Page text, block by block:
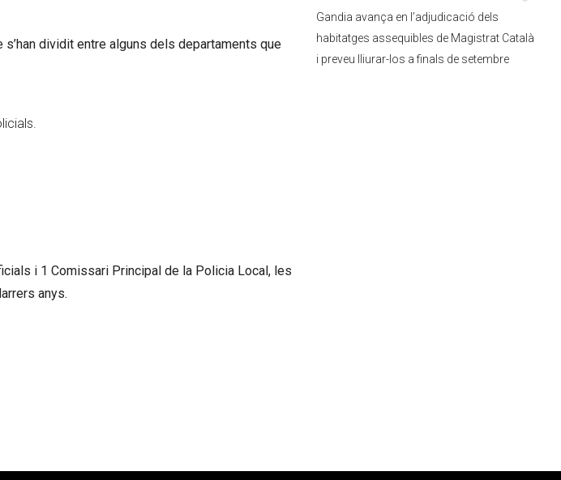
s’han dividit entre alguns dels departaments que
i 1 Comissari Principal de la Policia Local, les
anys.
Gandia avança en l’adjudicació dels
habitatges assequibles de Magistrat Català
i preveu lliurar-los a finals de setembre